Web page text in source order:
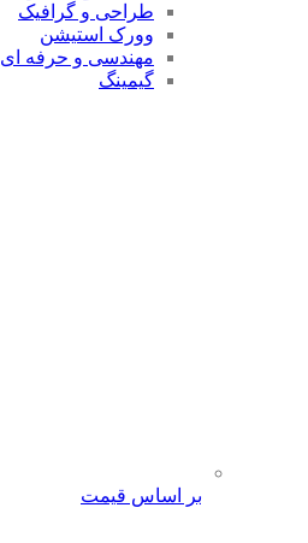
طراحی و گرافیک
وورک استیشن
مهندسی و حرفه ای
گیمینگ
بر اساس قیمت